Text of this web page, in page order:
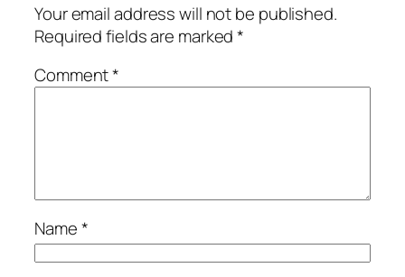
Your email address will not be published.
Required fields are marked*
Comment*
Name*